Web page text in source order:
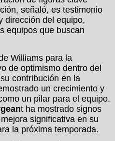
señaló, es testimonio
dirección del equipo,
equipos que buscan
Williams para la
de optimismo dentro del
contribución en la
un crecimiento y
un pilar para el equipo.
t ha mostrado signos
significativa en su
la próxima temporada.